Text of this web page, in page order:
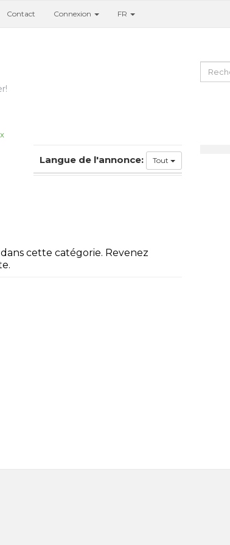
Contact Connexion FR
Langue de l'annonce: Tout
cette catégorie. Revenez